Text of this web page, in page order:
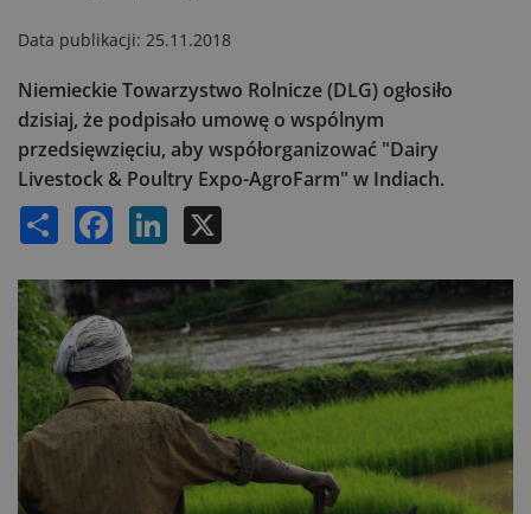
Data publikacji: 25.11.2018
Niemieckie Towarzystwo Rolnicze (DLG) ogłosiło
dzisiaj, że podpisało umowę o wspólnym
przedsięwzięciu, aby współorganizować "Dairy
Livestock & Poultry Expo-AgroFarm" w Indiach.
Share Facebook LinkedIn